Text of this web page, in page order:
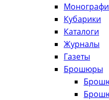
Кубарики
Каталоги
Журналы
Газеты
Брошюры